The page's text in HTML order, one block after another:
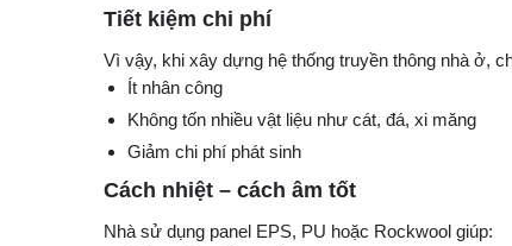
Tiết kiệm chi phí
Vì vậy, khi xây dựng hệ thống truyền thông nhà ở,
Ít nhân công
Không tốn nhiều vật liệu như cát, đá, xi măng
Giảm chi phí phát sinh
Cách nhiệt – cách âm tốt
Nhà sử dụng panel EPS, PU hoặc Rockwool giúp: